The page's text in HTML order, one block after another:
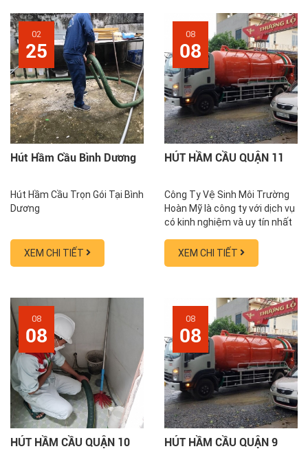
02
25
Hút Hầm Cầu Bình Dương
Hút Hầm Cầu Trọn Gói Tại Bình
Dương
XEM CHI TIẾT
08
08
HÚT HẦM CẦU QUẬN 11
Công Ty Vệ Sinh Môi Trường
Hoàn Mỹ là công ty với dịch vụ
có kinh nghiệm và uy tín nhất
cầu, thông cống nghẹt, thông
tắc bồn cầu, sửa nhà vệ sinh
với hơn 300 doanh nghiệp và
xử lý hơn 10.000 vụ việc là
khách hàng hộ dân, nhà hàng,
khách sạn,...
XEM CHI TIẾT
08
08
HÚT HẦM CẦU QUẬN 10
08
08
HÚT HẦM CẦU QUẬN 9